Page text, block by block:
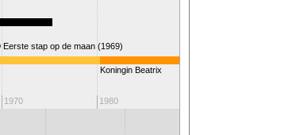
1970 1980
Koningin Beatrix
Eerste stap op de maan (1969)